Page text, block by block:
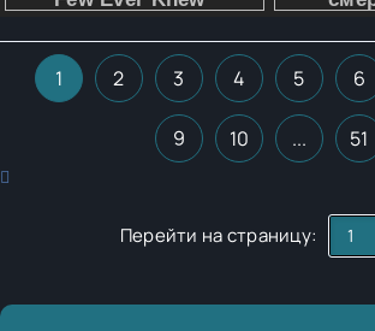
1 2 3 4 5 6
9 10 ... 51
Перейти на страницу: